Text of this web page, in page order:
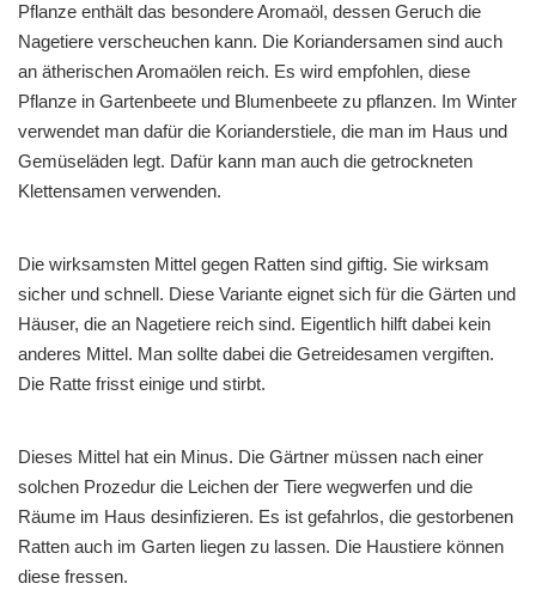
Pflanze enthält das besondere Aromaöl, dessen Geruch die
Nagetiere verscheuchen kann. Die Koriandersamen sind auch
an ätherischen Aromaölen reich. Es wird empfohlen, diese
Pflanze in Gartenbeete und Blumenbeete zu pflanzen. Im Winter
verwendet man dafür die Korianderstiele, die man im Haus und
Gemüseläden legt. Dafür kann man auch die getrockneten
Klettensamen verwenden.
Die wirksamsten Mittel gegen Ratten sind giftig. Sie wirksam
sicher und schnell. Diese Variante eignet sich für die Gärten und
Häuser, die an Nagetiere reich sind. Eigentlich hilft dabei kein
anderes Mittel. Man sollte dabei die Getreidesamen vergiften.
Die Ratte frisst einige und stirbt.
Dieses Mittel hat ein Minus. Die Gärtner müssen nach einer
solchen Prozedur die Leichen der Tiere wegwerfen und die
Räume im Haus desinfizieren. Es ist gefahrlos, die gestorbenen
Ratten auch im Garten liegen zu lassen. Die Haustiere können
diese fressen.